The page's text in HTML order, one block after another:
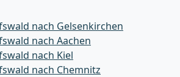
nach Gelsenkirchen
nach Aachen
nach Kiel
nach Chemnitz